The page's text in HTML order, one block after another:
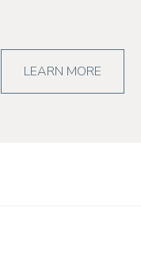
LEARN MORE